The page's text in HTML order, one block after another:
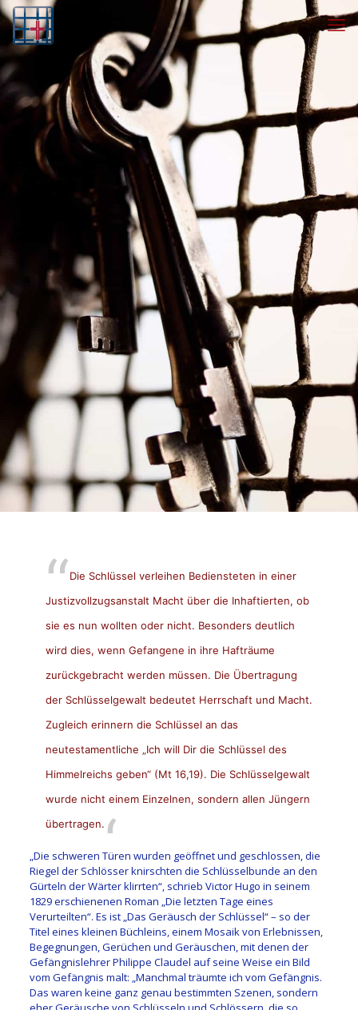
Die Schlüssel verleihen Bediensteten in einer
Justizvollzugsanstalt Macht über die Inhaftierten, ob
sie es nun wollten oder nicht. Besonders deutlich
wird dies, wenn Gefangene in ihre Hafträume
zurückgebracht werden müssen. Die Übertragung
der Schlüsselgewalt bedeutet Herrschaft und Macht.
Zugleich erinnern die Schlüssel an das
neutestamentliche „Ich will Dir die Schlüssel des
Himmelreichs geben“ (Mt 16,19). Die Schlüsselgewalt
wurde nicht einem Einzelnen, sondern allen Jüngern
übertragen.
„Die schweren Türen wurden geöffnet und geschlossen, die
Riegel der Schlösser knirschten die Schlüsselbunde an den
Gürteln der Wärter klirrten“, schrieb Victor Hugo in seinem
1829 erschienenen Roman „Die letzten Tage eines
Verurteilten“. Es ist „Das Geräusch der Schlüssel“ – so der
Titel eines kleinen Büchleins, einem Mosaik von Erlebnissen,
Begegnungen, Gerüchen und Geräuschen, mit denen der
Gefängnislehrer Philippe Claudel auf seine Weise ein Bild
vom Gefängnis malt: „Manchmal träumte ich vom Gefängnis.
Das waren keine ganz genau bestimmten Szenen, sondern